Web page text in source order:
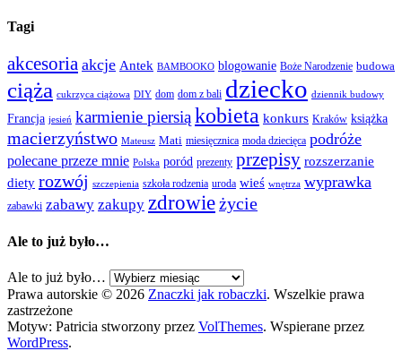
Tagi
akcesoria akcje Antek BAMBOOKO blogowanie Boże Narodzenie budowa
ciąża cukrzyca ciążowa DIY dom dom z bali dziecko dziennik budowy
Francja jesień karmienie piersiąkobieta konkurs Kraków książka
macierzyństwo Mateusz Mati miesięcznica moda dziecięca podróże
polecane przeze mnie Polska poród prezenty przepisy rozszerzanie
diety rozwój szczepienia szkoła rodzenia uroda wieś wnętrza wyprawka
zabawki zabawy zakupy zdrowieżycie
Ale to już było…
Ale to już było…
Prawa autorskie © 2026 Znaczki jak robaczki. Wszelkie prawa
zastrzeżone
Motyw: Patricia stworzony przez VolThemes. Wspierane przez
WordPress.